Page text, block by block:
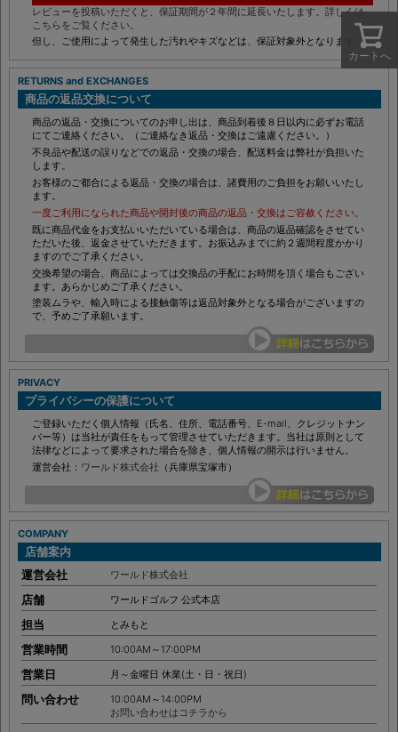
カートへ
レビューを投稿いただくと、保証期間が２年間に延長いたします。詳しくは
こちらをご覧ください。
但し、ご使用によって発生した汚れやキズなどは、保証対象外となります。
RETURNS and EXCHANGES
商品の返品交換について
商品の返品・交換についてのお申し出は、商品到着後８日以内に必ずお電話
にてご連絡ください。（ご連絡なき返品・交換はご遠慮ください。）
不良品や配送の誤りなどでの返品・交換の場合、配送料金は弊社が負担いた
します。
お客様のご都合による返品・交換の場合は、諸費用のご負担をお願いいたし
ます。
一度ご利用になられた商品や開封後の商品の返品・交換はご容赦ください。
既に商品代金をお支払いいただいている場合は、商品の返品確認をさせてい
ただいた後、返金させていただきます。お振込みまでに約２週間程度かかり
ますのでご了承ください。
交換希望の場合、商品によっては交換品の手配にお時間を頂く場合もござい
ます。あらかじめご了承ください。
塗装ムラや、輸入時による接触傷等は返品対象外となる場合がございますの
で、予めご了承願います。
PRIVACY
プライバシーの保護について
ご登録いただく個人情報（氏名、住所、電話番号、E-mail、クレジットナン
バー等）は当社が責任をもって管理させていただきます。当社は原則として
法律などによって要求された場合を除き、個人情報の開示は行いません。
運営会社： ワールド株式会社 （兵庫県宝塚市）
COMPANY
店舗案内
運営会社
ワールド株式会社
店舗 ワールドゴルフ 公式本店
担当 とみもと
営業時間 10:00AM～17:00PM
営業日 月～金曜日 休業(土・日・祝日)
問い合わせ
10:00AM～14:00PM
お問い合わせはコチラから